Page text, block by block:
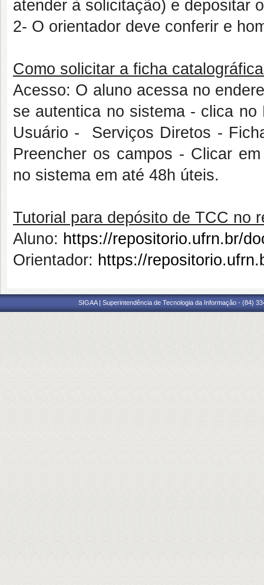
atender à solicitação) e depositar
2- O orientador deve conferir e
Como solicitar a ficha
Acesso: O aluno acessa no
se autentica no sistema - clica
Usuário - Serviços Diretos -
Preencher os campos - Clicar
no sistema em até 48h úteis.
Tutorial para depósito de TCC no
Aluno: https://repositorio.ufrn.br/
Orientador: https://
SIGAA | Superintendência de Tecnologia da Informação - (84)